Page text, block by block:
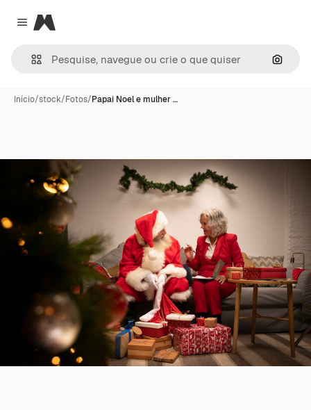
Close menu
Magnific
Início/stock/Fotos/Papai Noel e mulher …